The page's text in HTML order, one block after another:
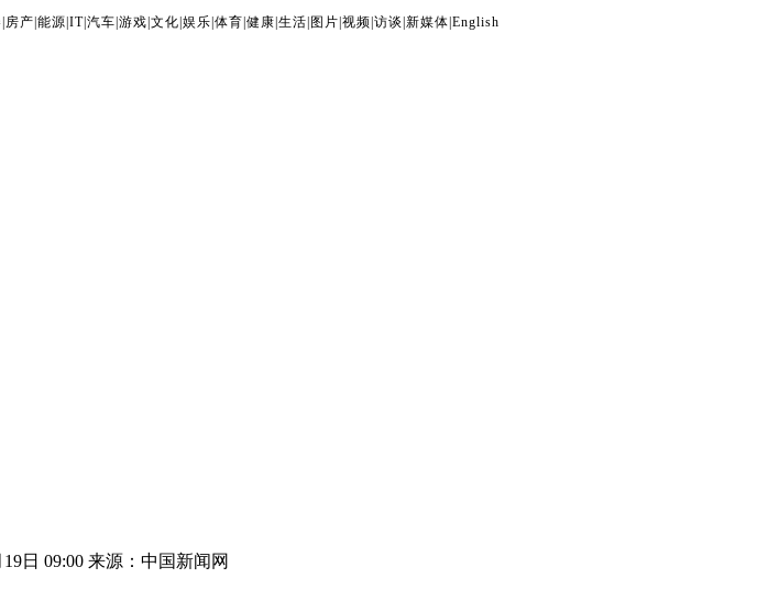
房产 能源 IT| 汽车 游戏 文化 娱乐 体育 健康 生活 图片 视频 访谈 新媒体 English
日 09:00 来源：中国新闻网